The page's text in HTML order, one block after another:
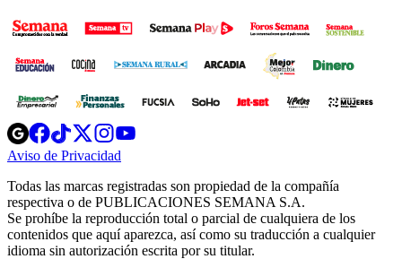
Opens
in
new
Opens
in
new
Opens
in
new
window
Opens
new
windowwindow
Aviso de Privacidad
new
window
Todas las marcas registradas son propiedad de la compañía
respectiva o de PUBLICACIONES SEMANA S.A.
Se prohíbe la reproducción total o parcial de cualquiera de los
contenidos que aquí aparezca, así como su traducción a cualquier
idioma sin autorización escrita por su titular.